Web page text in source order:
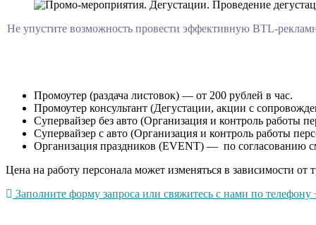
Не упустите возможность провести эффективную BTL-
Промоутер (раздача листовок) — от 200 рублей в час.
Промоутер консультант (Дегустации, акции с
Супервайзер без авто (Организация и контроль работы
Супервайзер с авто (Организация и контроль работы
Организация праздников (EVENT) — по согласованию
Цена на работу персонала может изменяться в зависимости
Заполните форму запроса или свяжитесь с нами по